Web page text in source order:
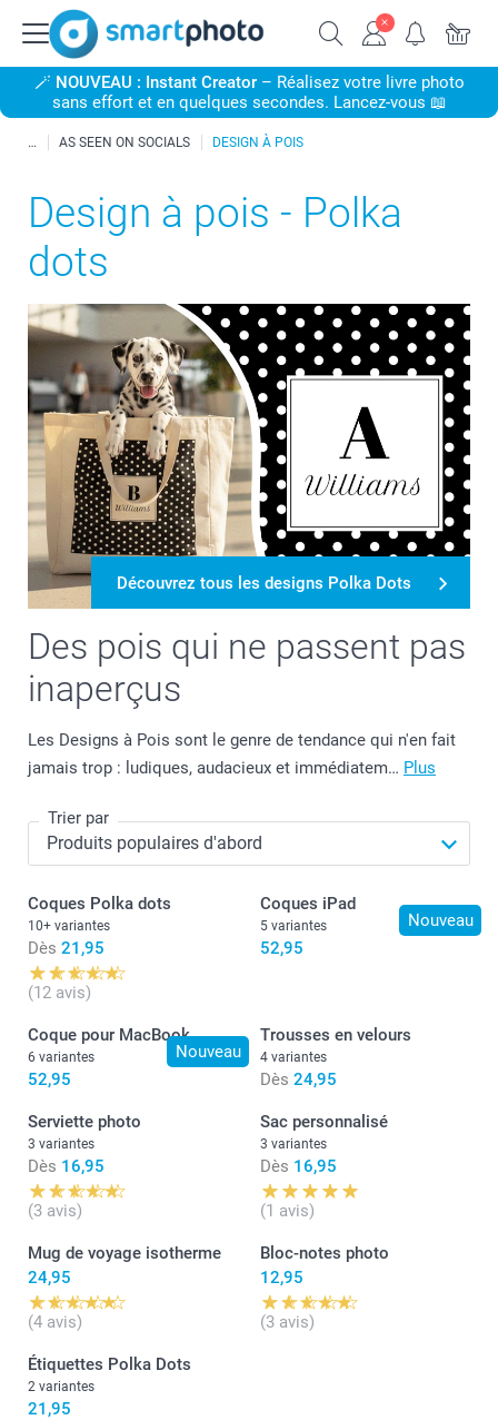
🪄 NOUVEAU : Instant Creator– Réalisez votre livre photo
sans effort et en quelques secondes. Lancez-vous 📖
AS SEEN ON SOCIALS DESIGN À POIS
Design à pois - Polka
dots
Des pois qui ne passent pas
inaperçus
Les Designs à Pois sont le genre de tendance qui n'en fait
jamais trop : ludiques, audacieux et immédiatem… Plus
Découvrez tous les designs Polka Dots
Trier par
Coques Polka dots
10+ variantes
Dès 21,95
(12 avis)
Nouveau
Coques iPad
5 variantes
52,95
Nouveau
Coque pour MacBook
6 variantes
52,95
Trousses en velours
4 variantes
Dès 24,95
Serviette photo
3 variantes
Dès 16,95
(3 avis)
Sac personnalisé
3 variantes
Dès 16,95
(1 avis)
Mug de voyage isotherme
24,95
(4 avis)
Bloc-notes photo
12,95
(3 avis)
Étiquettes Polka Dots
2 variantes
21,95